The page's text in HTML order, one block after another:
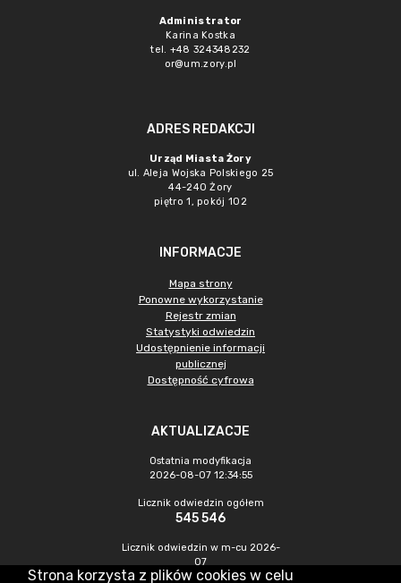
Administrator
Karina Kostka
tel. +48 324348232
or@um.zory.pl
ADRES REDAKCJI
Urząd Miasta Żory
ul. Aleja Wojska Polskiego 25
44-240 Żory
piętro 1, pokój 102
INFORMACJE
Mapa strony
Ponowne wykorzystanie
Rejestr zmian
Statystyki odwiedzin
Udostępnienie informacji
publicznej
Dostępność cyfrowa
AKTUALIZACJE
Ostatnia modyfikacja
2026-08-07 12:34:55
Licznik odwiedzin ogółem
545 546
Licznik odwiedzin w m-cu 2026-
07
1 562
Strona korzysta z plików cookies w celu